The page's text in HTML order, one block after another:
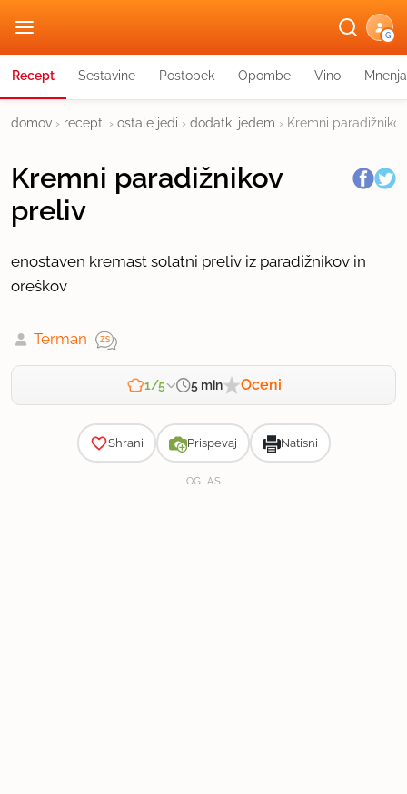
G
Recept Sestavine Postopek Opombe Vino Mnenja
domov › recepti › ostale jedi › dodatki jedem › Kremni
Kremni paradižnikov
preliv
enostaven kremast solatni preliv iz paradižnikov in
oreškov
Terman
1/5 5 min Oceni
Shrani Prispevaj Natisni
OGLAS